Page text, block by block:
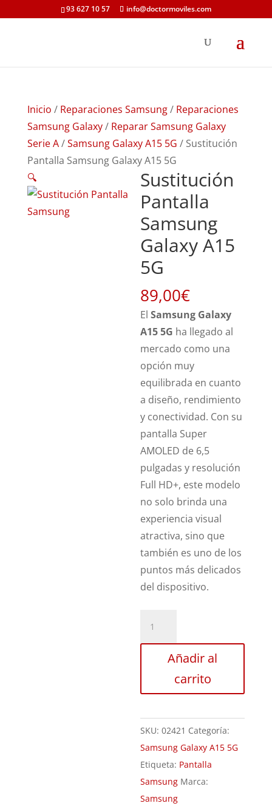
93 627 10 57 info@doctormoviles.com
Inicio / Reparaciones Samsung/ Reparaciones
Samsung Galaxy/ Reparar Samsung Galaxy
Serie A/Samsung Galaxy A15 5G / Sustitución
Pantalla Samsung Galaxy A15 5G
🔍
Sustitución
Pantalla
Samsung
Galaxy A15
5G
89,00€
ElSamsung Galaxy
A15 5G ha llegado al
mercado como una
opción muy
equilibrada en cuanto
a diseño, rendimiento
y conectividad. Con su
pantalla Super
AMOLED de 6,5
pulgadas y resolución
Full HD+, este modelo
no solo brinda una
experiencia visual
atractiva, sino que
también es uno de los
puntos más delicados
del dispositivo.
Samsung
cantidad
Añadir al
carrito
SKU:02421 Categoría:
Samsung Galaxy A15 5G
Etiqueta: Pantalla
Samsung Marca:
Samsung